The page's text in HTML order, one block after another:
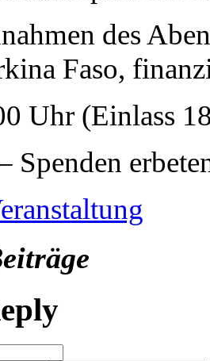
des
Faso,
Uhr (Einlass
Spenden